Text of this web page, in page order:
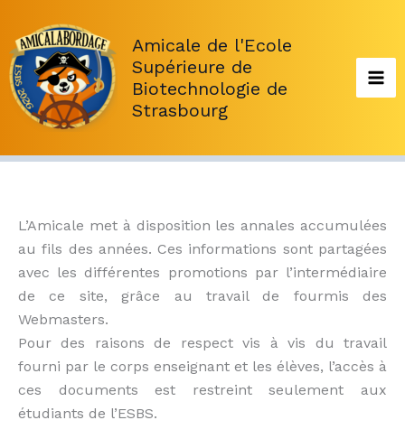
contenu
Amicale de l'Ecole
Supérieure de
Biotechnologie de
Strasbourg
L’Amicale met à disposition les annales accumulées
au fils des années. Ces informations sont partagées
avec les différentes promotions par l’intermédiaire
de ce site, grâce au travail de fourmis des
Webmasters.
Pour des raisons de respect vis à vis du travail
fourni par le corps enseignant et les élèves, l’accès à
ces documents est restreint seulement aux
étudiants de l’ESBS.